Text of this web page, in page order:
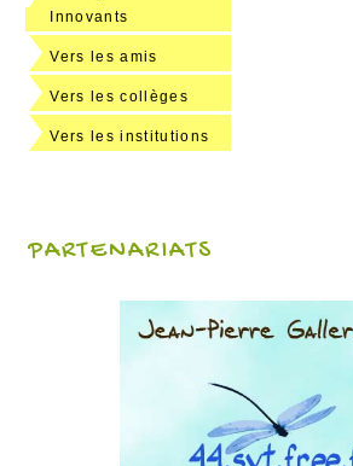
Innovants
Vers les amis
Vers les collèges
Vers les institutions
PARTENARIATS